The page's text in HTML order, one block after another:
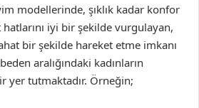
modellerinde, şıklık kadar konfor
iyi bir şekilde vurgulayan,
bir şekilde hareket etme imkanı
aralığındaki kadınların
yer tutmaktadır. Örneğin;